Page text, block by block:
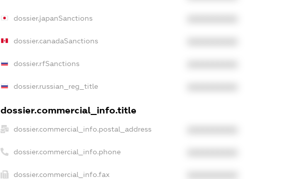
dossier.japanSanctions
dossier.canadaSanctions
dossier.rfSanctions
dossier.russian_reg_title
dossier.commercial_info.title
dossier.commercial_info.postal_address
dossier.commercial_info.phone
dossier.commercial_info.fax